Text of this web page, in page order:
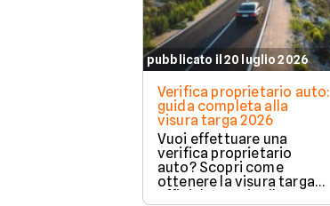
pubblicato il 20 luglio 2026
Verifica proprietario auto:
guida completa alla
visura targa 2026
Vuoi effettuare una
verifica proprietario
auto? Scopri come
ottenere la visura targa
ufficiale tramite il PRA per